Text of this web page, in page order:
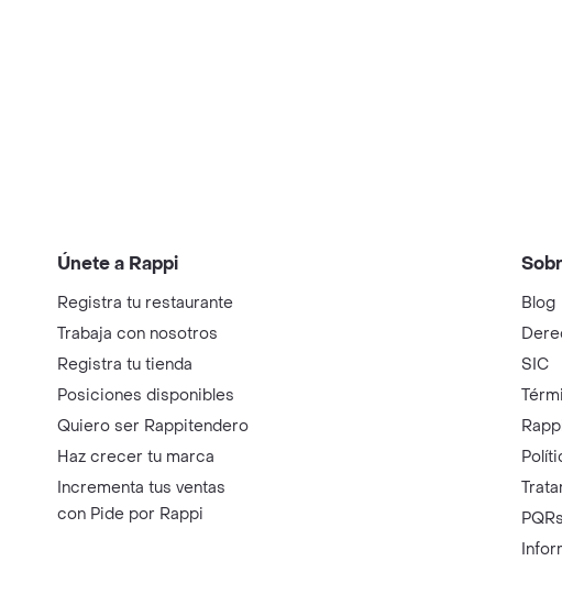
Únete a Rappi
Registra tu restaurante
Trabaja con nosotros
Registra tu tienda
Posiciones disponibles
Quiero ser Rappitendero
Haz crecer tu marca
Incrementa tus ventas
con Pide por Rappi
Blog
SIC
PQRs